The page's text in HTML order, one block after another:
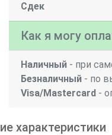
Сдек
Как я могу
Наличный - при
Безналичный - по
Visa/Mastercard -
характеристики